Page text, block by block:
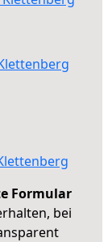
Formular
bei